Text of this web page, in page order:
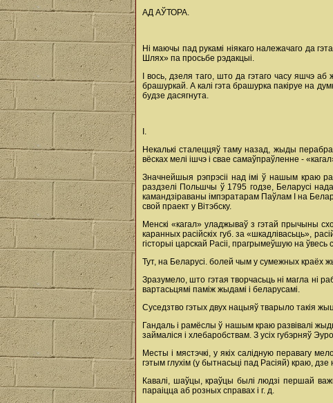
АД АЎТОРА.
Ні маючы пад рукамі ніякаго належачаго да
Шлях» па просьбе рэдакцыі.
I вось, дзеля таго, што да гэтаго часу яшчэ
брашуркай. А калі гэта брашурка пакіруе на
будзе дасягнута.
І.
Некалькі сталеццяў таму назад, жыды
вёсках мелі ішчэ і свае самаўпраўленне -
Значнейшыя рэпрэсіі над імі ў нашым краю
раздзелі Польшчы ў 1795 годзе, Беларусі
камандзіраваны імпэратарам Паўлам I на
свой праект у Вітэбску.
Менскі «кагал» уладжываў з гэтай прычыны
каранных расійскіх губ. за «шкадлівасьць»,
гісторыі царскай Расіі, прагрымеўшую на
Тут, на Беларусі. болей чым у сумежных краёх
Зразумело, што гэтая творчасьць ні магла ні
вартасьцямі паміж жыдамі і беларусамі.
Суседзтво гэтых двух нацыяў тварыло такія
Гандаль і рамёслы ў нашым краю развівалі
займаліся і хлебаробствам. З усіх губэрняў
Месты і мястэчкі, у якіх салідную перавагу
гэтым глухім (у бытнасьці пад Расіяй) краю, дзе
Кавалі, шаўцы, краўцы былі людзі першай
параіцца аб розных справах і г. д.